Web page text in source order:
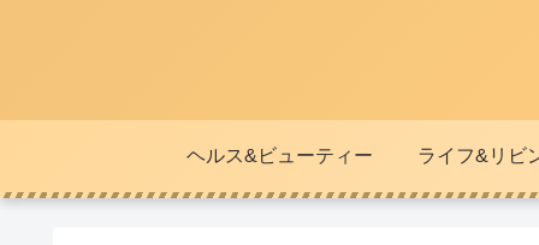
ヘルス&ビューティー ライフ&リビ